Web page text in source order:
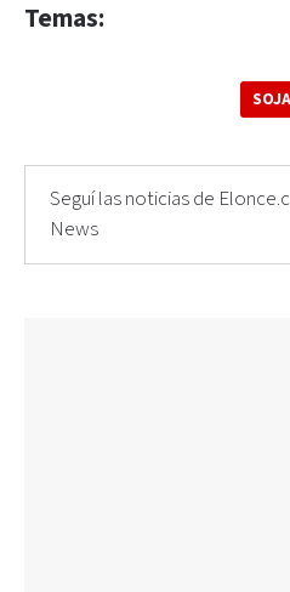
Temas:
SOJA
Seguí las noticias de
News